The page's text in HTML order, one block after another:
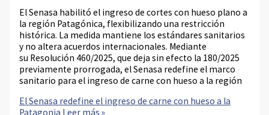
El Senasa habilitó el ingreso de cortes con hueso plano a
la región Patagónica, flexibilizando una restricción
histórica. La medida mantiene los estándares sanitarios
y no altera acuerdos internacionales. Mediante
su Resolución 460/2025, que deja sin efecto la 180/2025
previamente prorrogada, el Senasa redefine el marco
sanitario para el ingreso de carne con hueso a la región
El Senasa redefine el ingreso de carne con hueso a la
Patagonia Leer más »